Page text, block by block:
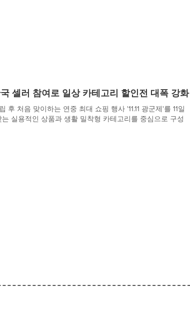
셀러 참여로 일상 카테고리 할인전 대폭 강화
처음 맞이하는 연중 최대 쇼핑 행사 '11.11 광군제'를 11일
실용적인 상품과 생활 밀착형 카테고리를 중심으로 구성